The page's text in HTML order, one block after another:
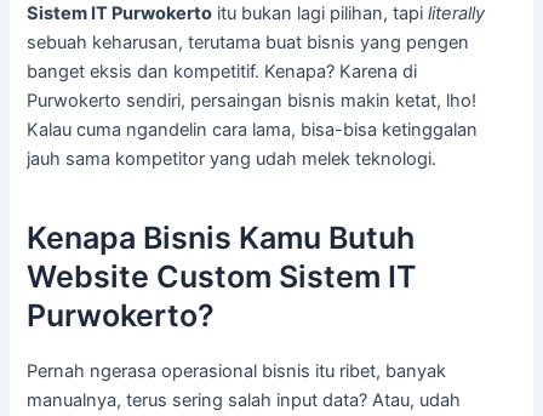
Sistem IT Purwokerto itu bukan lagi pilihan, tapiliterally
sebuah keharusan, terutama buat bisnis yang pengen
banget eksis dan kompetitif. Kenapa? Karena di
Purwokerto sendiri, persaingan bisnis makin ketat, lho!
Kalau cuma ngandelin cara lama, bisa-bisa ketinggalan
jauh sama kompetitor yang udah melek teknologi.
Kenapa Bisnis Kamu Butuh
Website Custom Sistem IT
Purwokerto?
Pernah ngerasa operasional bisnis itu ribet, banyak
manualnya, terus sering salah input data? Atau, udah